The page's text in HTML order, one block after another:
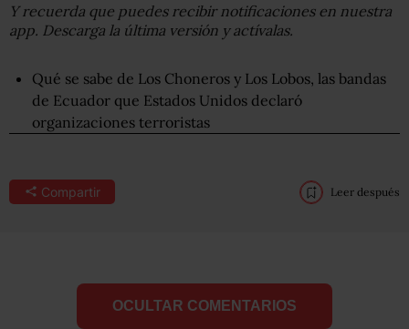
Y recuerda que puedes recibir notificaciones en nuestra
app. Descarga la última versión y actívalas.
Qué se sabe de Los Choneros y Los Lobos, las bandas
de Ecuador que Estados Unidos declaró
organizaciones terroristas
Compartir Leer después
OCULTAR COMENTARIOS